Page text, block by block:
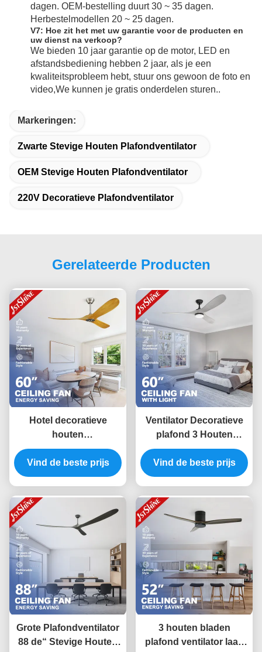
dagen. OEM-bestelling duurt 30 ~ 35 dagen.
Herbestelmodellen 20 ~ 25 dagen.
V7: Hoe zit het met uw garantie voor de producten en
uw dienst na verkoop?
We bieden 10 jaar garantie op de motor, LED en
afstandsbediening hebben 2 jaar, als je een
kwaliteitsprobleem hebt, stuur ons gewoon de foto en
video,We kunnen je gratis onderdelen sturen..
Markeringen:
Zwarte Stevige Houten Plafondventilator
OEM Stevige Houten Plafondventilator
220V Decoratieve Plafondventilator
Gerelateerde Producten
Hotel decoratieve
houten
plafondventilator met
DC motor
afstandsbediening
Vind de beste prijs
Ventilator Decoratieve
plafond 3 Houten
lemmen DC 6 snelheid
afstandsbediening Lage
geluid
Vind de beste prijs
Grote Plafondventilator
88 de“ Stevige Houten
3 houten bladen
plafond ventilator laag